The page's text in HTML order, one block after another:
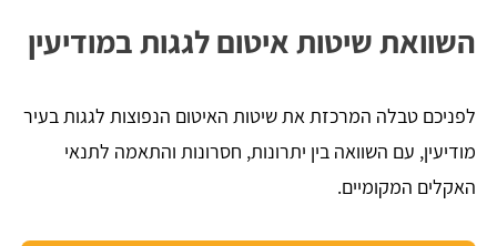
השוואת שיטות איטום לגגות במודיעין
לפניכם טבלה המרכזת את שיטות האיטום הנפוצות לגגות בעיר
מודיעין, עם השוואה בין יתרונות, חסרונות והתאמה לתנאי
האקלים המקומיים.